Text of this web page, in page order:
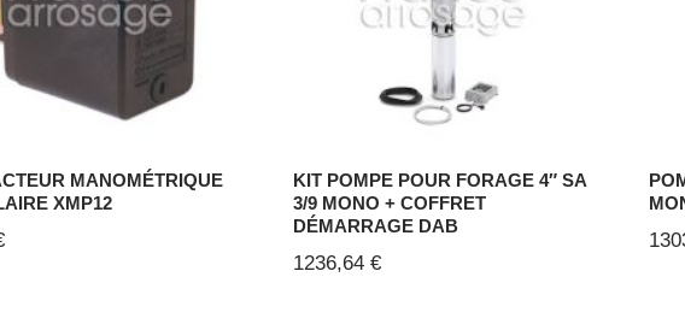
MANOMÉTRIQUE
XMP12
KIT POMPE POUR FORAGE 4″ SA
3/9 MONO + COFFRET
DÉMARRAGE DAB
1236,64€